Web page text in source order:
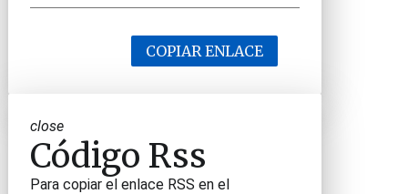
COPIAR ENLACE
close
Código Rss
Para copiar el enlace RSS en el